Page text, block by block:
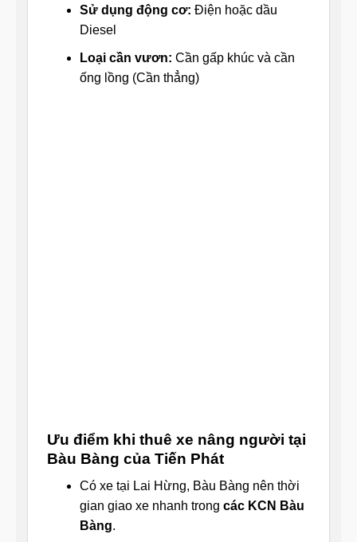
Sử dụng động cơ: Điện hoặc dầu
Diesel
Loại cần vươn: Cần gấp khúc và cần
ống lồng (Cần thẳng)
Ưu điểm khi thuê xe nâng người tại
Bàu Bàng của Tiến Phát
Có xe tại Lai Hừng, Bàu Bàng nên thời
gian giao xe nhanh trong các KCN Bàu
Bàng.